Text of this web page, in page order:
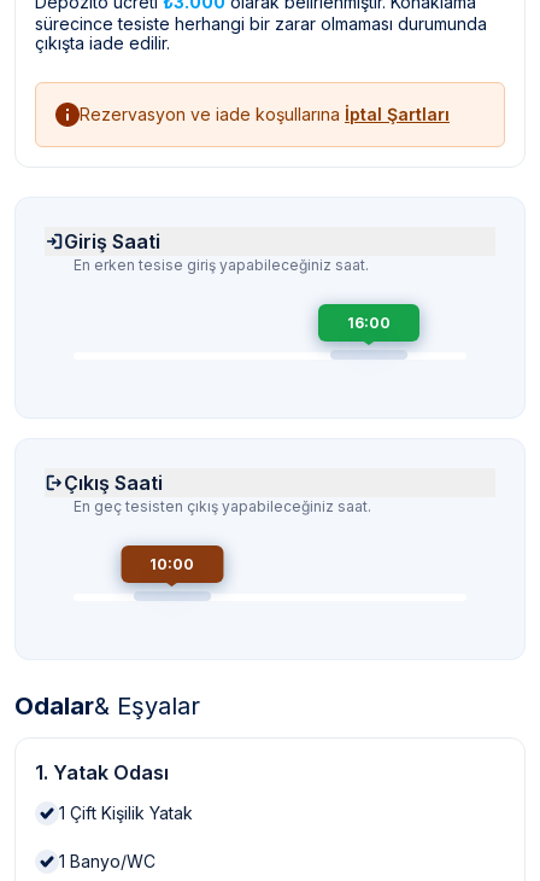
sürecince tesiste herhangi bir zarar olmaması durumunda
çıkışta iade edilir.
Rezervasyon ve iade koşullarına İptal Şartları
Giriş Saati
En erken tesise giriş yapabileceğiniz saat.
16:00
Çıkış Saati
En geç tesisten çıkış yapabileceğiniz saat.
10:00
Odalar& Eşyalar
1. Yatak Odası
1 Çift Kişilik Yatak
1 Banyo/WC